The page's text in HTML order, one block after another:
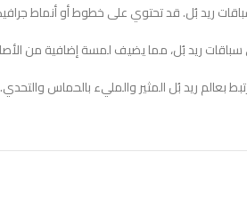
ريد بُل المثير والمليء بالحماس والتحدي.